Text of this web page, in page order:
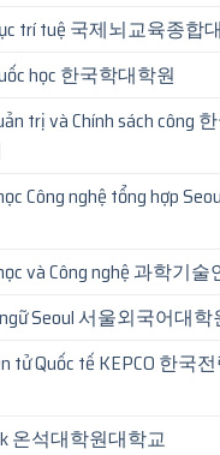
trí tuệ 국제뇌교육종합
học 한국학대학원
trị và Chính sách công
Công nghệ tổng hợp
và Công nghệ 과학기
Seoul 서울외국어대학
tử Quốc tế KEPCO 한
온석대학원대학교